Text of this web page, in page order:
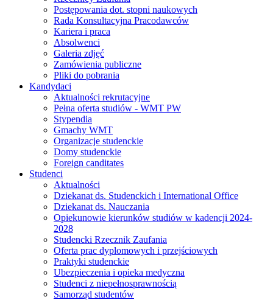
Postępowania dot. stopni naukowych
Rada Konsultacyjna Pracodawców
Kariera i praca
Absolwenci
Galeria zdjęć
Zamówienia publiczne
Pliki do pobrania
Kandydaci
Aktualności rekrutacyjne
Pełna oferta studiów - WMT PW
Stypendia
Gmachy WMT
Organizacje studenckie
Domy studenckie
Foreign canditates
Studenci
Aktualności
Dziekanat ds. Studenckich i International Office
Dziekanat ds. Nauczania
Opiekunowie kierunków studiów w kadencji 2024-
2028
Studencki Rzecznik Zaufania
Oferta prac dyplomowych i przejściowych
Praktyki studenckie
Ubezpieczenia i opieka medyczna
Studenci z niepełnosprawnością
Samorząd studentów